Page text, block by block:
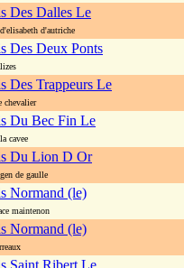
Des Dalles Le
d'autriche
Des Deux Ponts
Des Trappeurs Le
chevalier
Du Bec Fin Le
cavee
Du Lion D Or
de gaulle
Normand (le)
maintenon
Normand (le)
Saint Ribert Le